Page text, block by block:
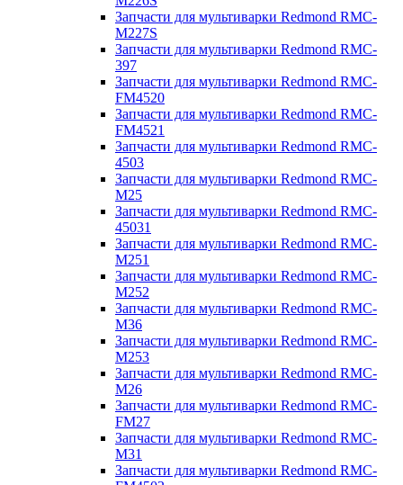
Запчасти для мультиварки Redmond RMC-
M227S
Запчасти для мультиварки Redmond RMC-
397
Запчасти для мультиварки Redmond RMC-
FM4520
Запчасти для мультиварки Redmond RMC-
FM4521
Запчасти для мультиварки Redmond RMC-
4503
Запчасти для мультиварки Redmond RMC-
M25
Запчасти для мультиварки Redmond RMC-
45031
Запчасти для мультиварки Redmond RMC-
M251
Запчасти для мультиварки Redmond RMC-
M252
Запчасти для мультиварки Redmond RMC-
M36
Запчасти для мультиварки Redmond RMC-
M253
Запчасти для мультиварки Redmond RMC-
M26
Запчасти для мультиварки Redmond RMC-
FM27
Запчасти для мультиварки Redmond RMC-
M31
Запчасти для мультиварки Redmond RMC-